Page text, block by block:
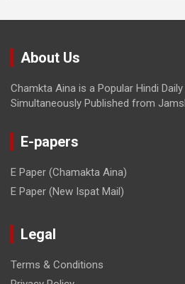
About Us
Chamkta Aina is a Popular Hindi
Simultaneously Published from
E-papers
E Paper (Chamakta Aina)
E Paper (New Ispat Mail)
Legal
Terms & Conditions